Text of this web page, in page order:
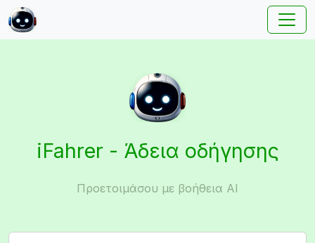
iFahrer - Άδεια οδήγησης
Προετοιμάσου με βοήθεια AI